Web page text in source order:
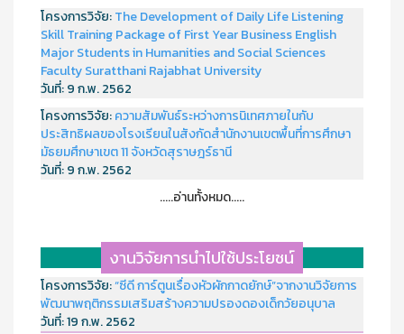
โครงการวิจัย:The Development of Daily Life Listening
Skill Training Package of First Year Business English
Major Students in Humanities and Social Sciences
Faculty Suratthani Rajabhat University
วันที่:9 ก.พ. 2562
โครงการวิจัย:ความสัมพันธ์ระหว่างการนิเทศภายในกับ
ประสิทธิผลของโรงเรียนในสังกัดสำนักงานเขตพื้นที่การศึกษา
มัธยมศึกษาเขต 11 จังหวัดสุราษฎร์ธานี
วันที่:9 ก.พ. 2562
.....อ่านทั้งหมด.....
งานวิจัยการนำไปใช้ประโยชน์
โครงการวิจัย:“ซีดี การ์ตูนเรื่องหัวผักกาดยักษ์”จากงานวิจัยการ
พัฒนาพฤติกรรมเสริมสร้างความปรองดองเด็กวัยอนุบาล
วันที่:19 ก.พ. 2562